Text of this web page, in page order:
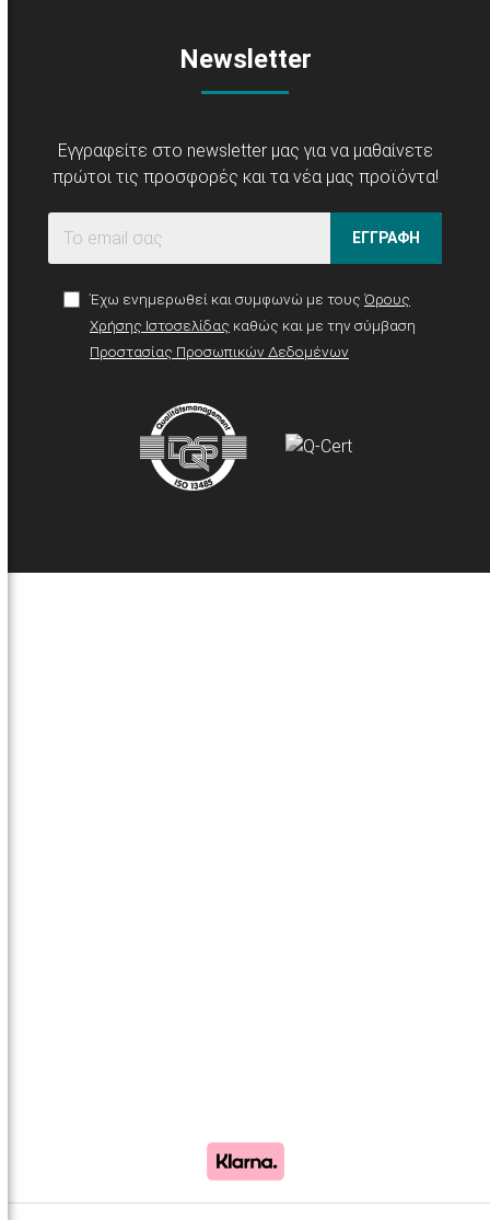
Newsletter
Εγγραφείτε στο newsletter μας για να μαθαίνετε
πρώτοι τις προσφορές και τα νέα μας προϊόντα!
ΕΓΓΡΑΦΗ
Έχω ενημερωθεί και συμφωνώ με τους Όρους
Χρήσης Ιστοσελίδας καθώς και με την σύμβαση
Προστασίας Προσωπικών Δεδομένων